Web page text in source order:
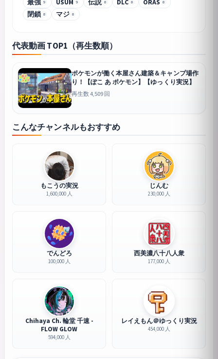
最強 9 USUM 9 伝説 8 DLC 8 ORAS 8
閉鎖 8 マジ 8
代表動画 TOP1（再生数順）
ポケモンが働く本屋さん建築＆キャンプ場作
り！【ぽこ あ ポケモン】【ゆっくり実況】
再生数 4,509 回
こんなチャンネルもおすすめ
もこうの実況
1,600,000 人
じんむ
230,000 人
でんどろ
100,000 人
西美濃八十八人衆
177,000 人
Chihaya Ch. 輪堂 千速 -
FLOW GLOW
594,000 人
レイえもん＠ゆっくり実況
454,000 人